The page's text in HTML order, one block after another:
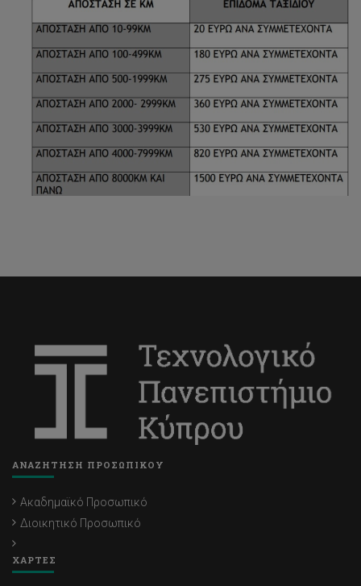
ΑΝΑΖΗΤΗΣΗ ΠΡΟΣΩΠΙΚΟΥ
Ακαδημαϊκό Προσωπικό
Διοικητικό Προσωπικό
ΧΑΡΤΕΣ